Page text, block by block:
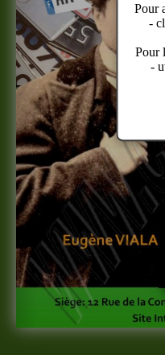
Pour
-
Pour
-